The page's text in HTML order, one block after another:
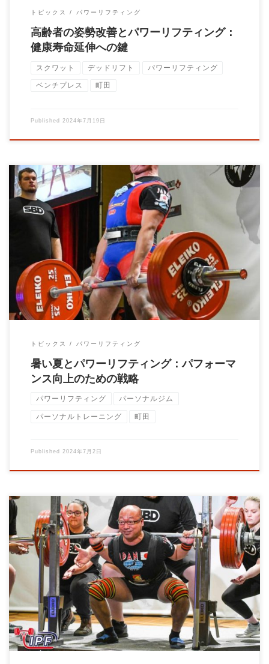
トピックス パワーリフティング
高齢者の姿勢改善とパワーリフティング：
健康寿命延伸への鍵
スクワット デッドリフト パワーリフティング
ベンチプレス 町田
Published 2024年7月19日
ウエートトレーニングコーチの大石です！ 今日は暑い夏におけ
るパワーリフティングトレーニングについてで […]
トピックス パワーリフティング
暑い夏とパワーリフティング：パフォーマ
ンス向上のための戦略
パワーリフティング パーソナルジム
パーソナルトレーニング 町田
Published 2024年7月2日
町田市のパーソナルトレーニングジムBrainの大石です！ パフォ
ーマンス向上と怪我予防の鍵は、柔軟性 […]